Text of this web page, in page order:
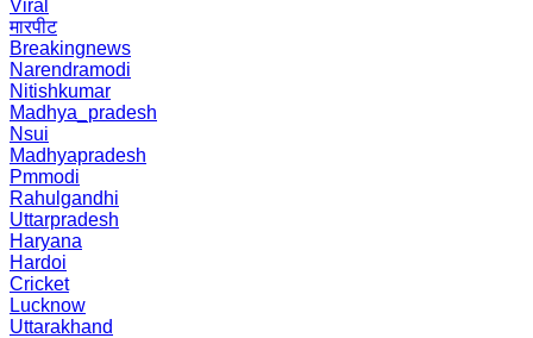
Viral
मारपीट
Breakingnews
Narendramodi
Nitishkumar
Madhya_pradesh
Nsui
Madhyapradesh
Pmmodi
Rahulgandhi
Uttarpradesh
Haryana
Hardoi
Cricket
Lucknow
Uttarakhand